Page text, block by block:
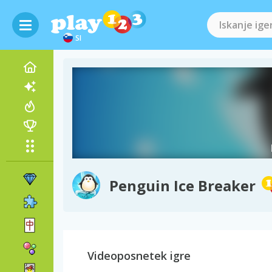
SI
Penguin Ice Breaker
Videoposnetek igre